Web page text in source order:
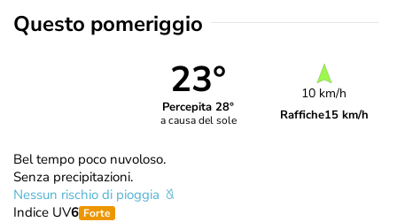
Questo pomeriggio
23°
Percepita 28°
a causa del sole
10 km/h
Raffiche15 km/h
Bel tempo poco nuvoloso.
Senza precipitazioni.
Nessun rischio di pioggia
Indice UV6 Forte